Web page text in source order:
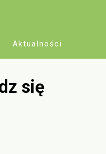
Aktualności
się